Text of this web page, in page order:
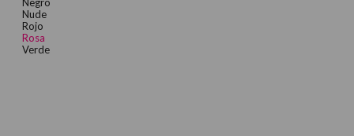
Nude
Rojo
Rosa
Verde